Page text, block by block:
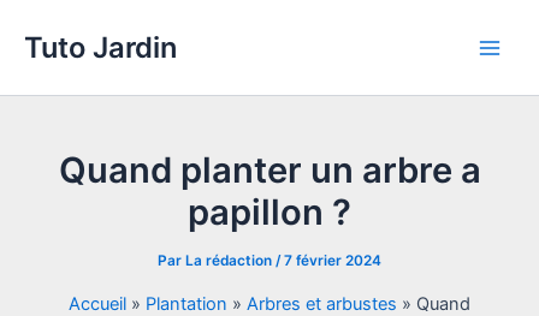
Tuto Jardin
Quand planter un arbre a
papillon ?
Par La rédaction /7 février 2024
Accueil » Plantation » Arbres et arbustes » Quand